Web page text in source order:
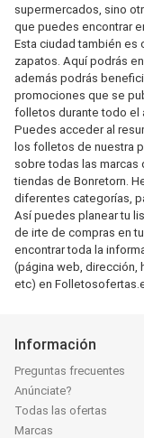
supermercados, sino
que puedes encontrar
Esta ciudad también es
zapatos. Aquí podrás
además podrás
promociones que se
folletos durante todo el
Puedes acceder al
los folletos de nuestra
sobre todas las
tiendas de Bonretorn.
diferentes categorías,
Así puedes planear tu
de irte de compras en
encontrar toda la
(página web, dirección,
etc) en
Información
Preguntas frecuentes
Anúnciate?
Todas las ofertas
Marcas